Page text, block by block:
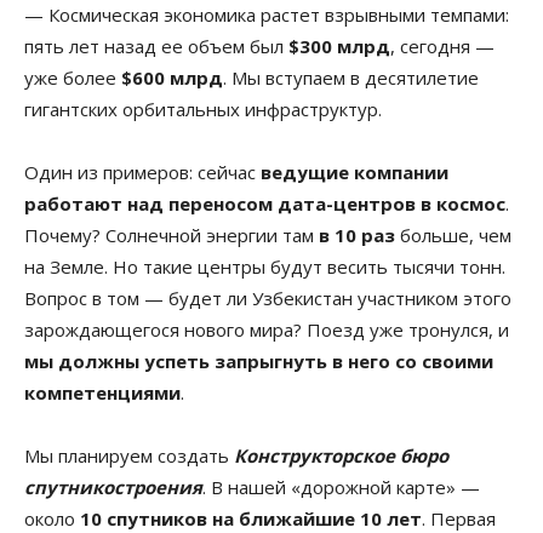
— Космическая экономика растет взрывными темпами:
пять лет назад ее объем был $300 млрд, сегодня —
уже более $600 млрд. Мы вступаем в десятилетие
гигантских орбитальных инфраструктур.
Один из примеров: сейчас ведущие компании
работают над переносом дата-центров в космос.
Почему? Солнечной энергии там в 10 раз больше, чем
на Земле. Но такие центры будут весить тысячи тонн.
Вопрос в том — будет ли Узбекистан участником этого
зарождающегося нового мира? Поезд уже тронулся, и
мы должны успеть запрыгнуть в него со своими
компетенциями.
Мы планируем создать Конструкторское бюро
спутникостроения. В нашей «дорожной карте» —
около 10 спутников на ближайшие 10 лет. Первая